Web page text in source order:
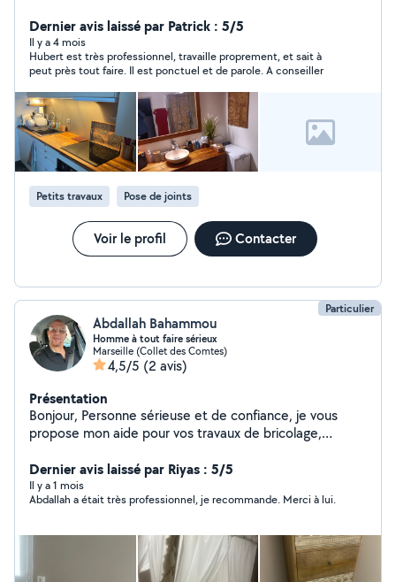
Dernier avis laissé par Patrick : 5/5
Il y a 4 mois
Hubert est très professionnel, travaille proprement, et sait à
peut près tout faire. Il est ponctuel et de parole. A conseiller
Petits travaux Pose de joints
Voir le profil Contacter
Particulier
Abdallah Bahammou
Homme à tout faire sérieux
Marseille (Collet des Comtes)
4,5/5 (2 avis)
Présentation
Bonjour, Personne sérieuse et de confiance, je vous
propose mon aide pour vos travaux de bricolage,
(courses, aide à domicile). Je travaille avec soin et je
suis toujours à l'écoute pour vous rendre service au
mieux. Au plaisir de vous aider !
Dernier avis laissé par Riyas : 5/5
Il y a 1 mois
Abdallah a était très professionnel, je recommande. Merci à lui.